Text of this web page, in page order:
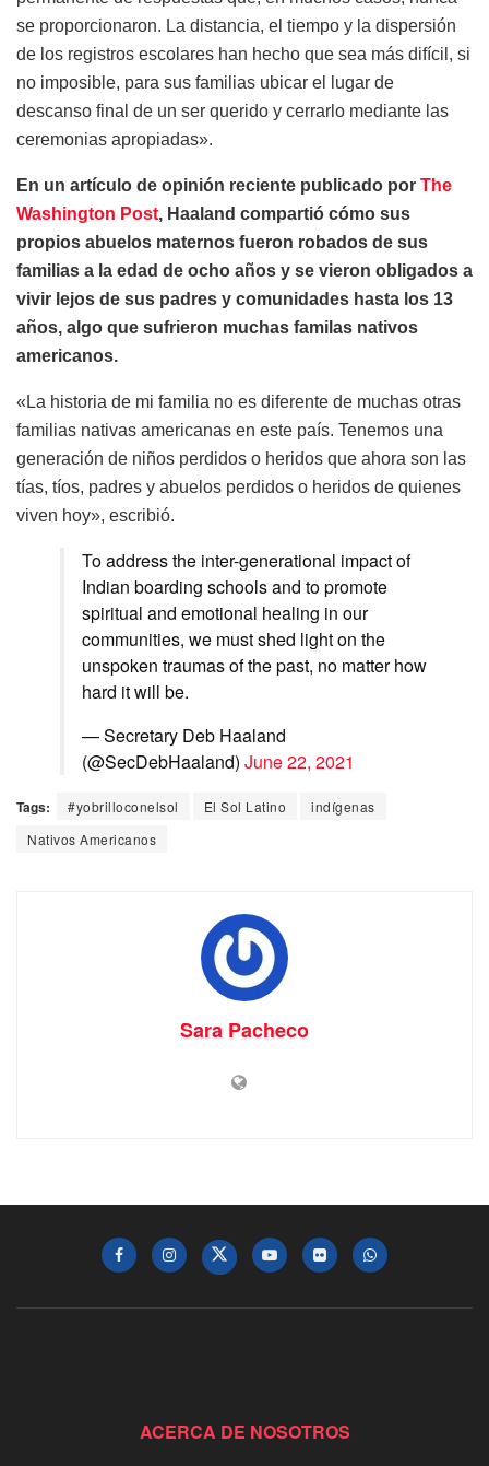
se proporcionaron. La distancia, el tiempo y la dispersión
de los registros escolares han hecho que sea más difícil, si
no imposible, para sus familias ubicar el lugar de
descanso final de un ser querido y cerrarlo mediante las
ceremonias apropiadas».
En un artículo de opinión reciente publicado por The
Washington Post, Haaland compartió cómo sus
propios abuelos maternos fueron robados de sus
familias a la edad de ocho años y se vieron obligados a
vivir lejos de sus padres y comunidades hasta los 13
años, algo que sufrieron muchas familas nativos
americanos.
«La historia de mi familia no es diferente de muchas otras
familias nativas americanas en este país. Tenemos una
generación de niños perdidos o heridos que ahora son las
tías, tíos, padres y abuelos perdidos o heridos de quienes
viven hoy», escribió.
To address the inter-generational impact of
Indian boarding schools and to promote
spiritual and emotional healing in our
communities, we must shed light on the
unspoken traumas of the past, no matter how
hard it will be.
— Secretary Deb Haaland
(@SecDebHaaland) June 22, 2021
Tags: #yobrilloconelsol El Sol Latino
indígenas
Nativos Americanos
Sara Pacheco
ACERCA DE NOSOTROS